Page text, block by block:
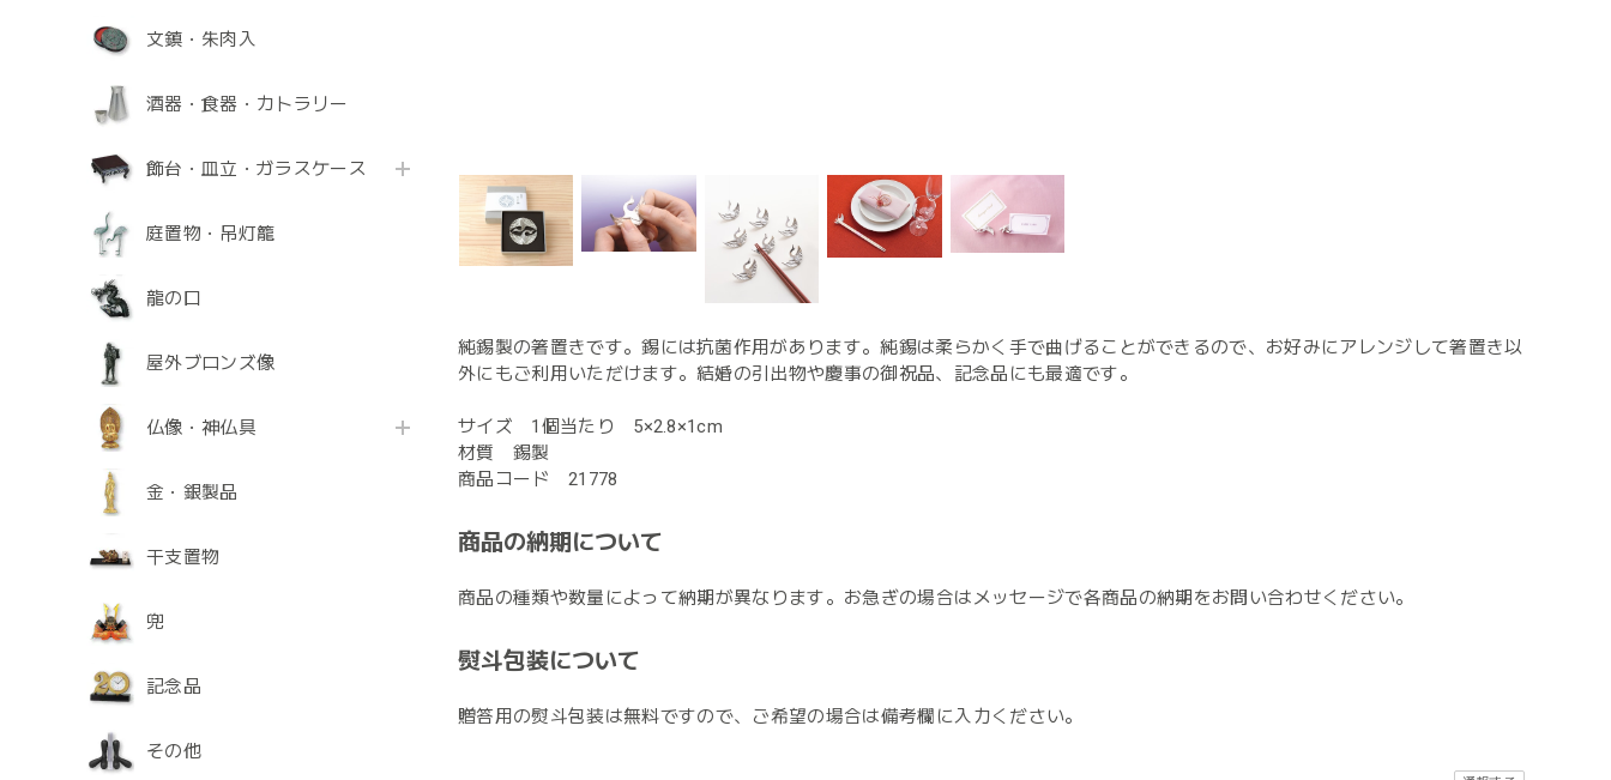
文鎮・朱肉入
酒器・食器・カトラリー
飾台・皿立・ガラスケース
庭置物・吊灯籠
龍の口
屋外ブロンズ像
仏像・神仏具
金・銀製品
干支置物
兜
記念品
その他
純錫製の箸置きです。錫には抗菌作用があります。純錫は柔らかく手で曲げることができるので、お好みにアレンジして箸置き以
外にもご利用いただけます。結婚の引出物や慶事の御祝品、記念品にも最適です。
サイズ 1個当たり 5×2.8×1cm
材質 錫製
商品コード 21778
商品の納期について
商品の種類や数量によって納期が異なります。お急ぎの場合はメッセージで各商品の納期をお問い合わせください。
熨斗包装について
贈答用の熨斗包装は無料ですので、ご希望の場合は備考欄に入力ください。